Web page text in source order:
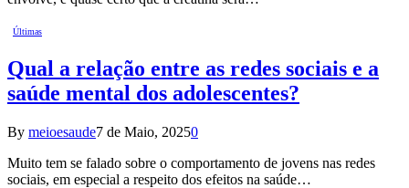
Últimas
Qual a relação entre as redes sociais e a
saúde mental dos adolescentes?
By meioesaude7 de Maio, 20250
Muito tem se falado sobre o comportamento de jovens nas redes
sociais, em especial a respeito dos efeitos na saúde…